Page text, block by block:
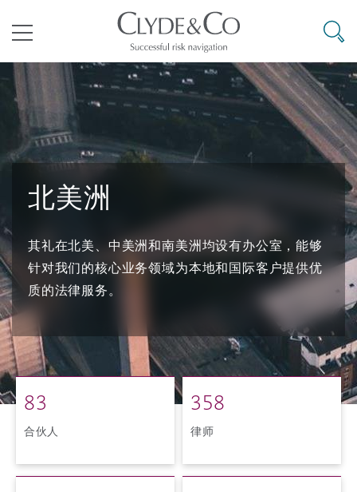
Commerical Dispute
Debt Recovery
Emergency Response & Crisis
业与咨询
企业、商业与合规保险
数据保护与隐私权
劳动、养老金和移民n
金融
议解决
Commercial Arbitration
Commercial Litigation
源、海洋与贸易
Energy & Natural Resources
Trade & Commodities
险和再保险
Corporate, Commercial &
Cyber Risk
目和建筑工程
Construction Disputes
基础设施
PPP/PFI
Public Procurement
房地产
Anti-Bribery & Corruption
External Investigations
Financial Services
Fraud & White-Collar Crime
Internal Investigations
候变化
Code
& Co Newton - 解锁智能索赔新模式
议融资
Eco Audit
普敦
累斯萨拉姆
翰内斯堡
罗比 – 联营办公室
里斯班
庆
港
隆坡 – 联营办公室
拉加斯
西哥城
约热内卢
地亚哥 – 联营办公室
保罗
布扎比
哈
拜
达
雅得
特兰大
士顿
尔加里
加哥
拉斯
佛
伯丁
尔法斯特
明翰
里斯托尔
里
柏林（圣史蒂芬绿地大厦）
目录
其礼律所事务所
搜寻
北美洲
其礼在北美、中美洲和南美洲均设有办公室，能够
针对我们的核心业务领域为本地和国际客户提供优
质的法律服务。
83
合伙人
358
律师